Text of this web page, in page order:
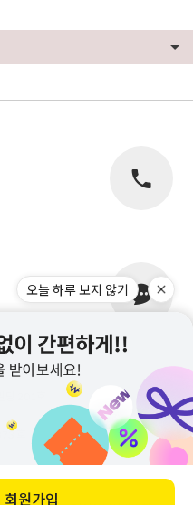
호
오늘 하루 보지 않기
회원가입